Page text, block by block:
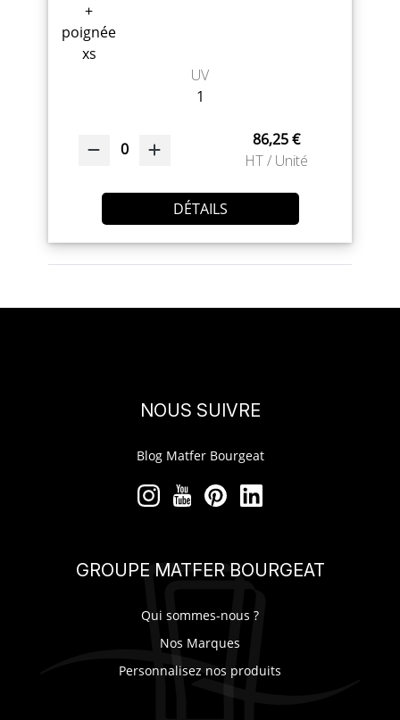
+
poignée
xs
UV
1
0
86,25 €
HT / Unité
DÉTAILS
NOUS SUIVRE
Blog Matfer Bourgeat
GROUPE MATFER BOURGEAT
Qui sommes-nous ?
Nos Marques
Personnalisez nos produits